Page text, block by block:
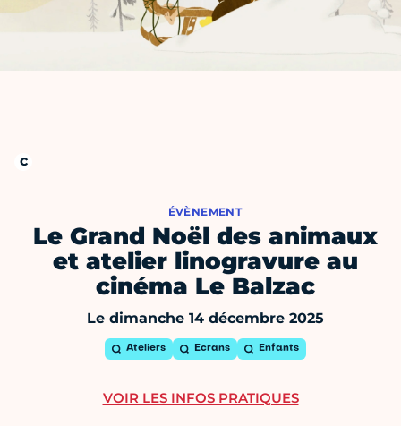
ÉVÈNEMENT
Le Grand Noël des animaux
et atelier linogravure au
cinéma Le Balzac
Le dimanche 14 décembre 2025
Ateliers Ecrans Enfants
VOIR LES INFOS PRATIQUES